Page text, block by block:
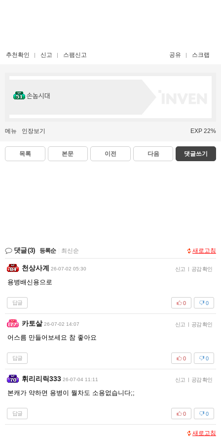
추천확인 신고 스팸신고 공유 스크랩
손놈시대
메뉴 인장보기 EXP 22%
목록 본문 이전 다음 댓글쓰기
댓글(3) 등록순 최신순 새로고침
천상사계 26-07-02 05:30 신고 | 공감 확인
용병배신용으로
답글 0
0
카토살 26-07-02 14:07 신고 | 공감 확인
어스름 만들어보세요 참 좋아요
답글 0
0
휘리리릭333 26-07-04 11:11 신고 | 공감 확인
본캐가 약하면 용병이 뭘차도 소용없습니다;;
답글 0
0
새로고침